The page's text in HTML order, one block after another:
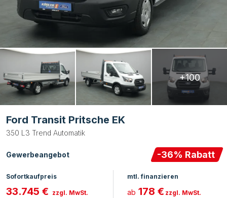
+100
Ford Transit Pritsche EK
350 L3 Trend Automatik
Gewerbeangebot -36% Rabatt
Sofortkaufpreis
33.745 € zzgl. MwSt.
mtl. finanzieren
ab 178 € zzgl. MwSt.